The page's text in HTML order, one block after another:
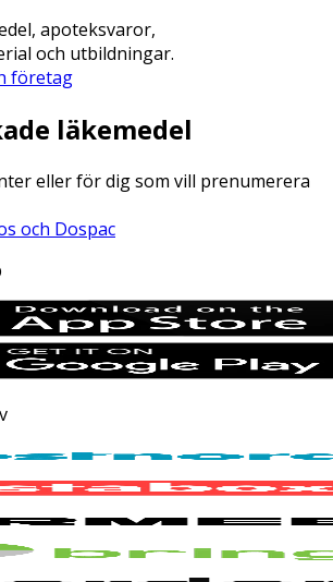
apoteksvaror,
och utbildningar.
företag
läkemedel
eller för dig som vill prenumerera
och Dospac